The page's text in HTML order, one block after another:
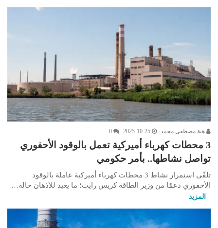
هبة مصطفى محمد 2025-10-25
0
3 محطات كهرباء أميركية تعمل بالوقود الأحفوري
تواصل نشاطها.. بأمر حكومي
تلقّى استمرار نشاط 3 محطات كهرباء أميركية عاملة بالوقود
الأحفوري دعمًا من وزير الطاقة كريس رايت؛ ما يعيد للأذهان حالة…
المزيد